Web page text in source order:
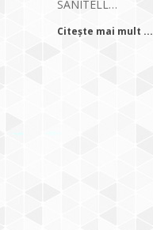
SANITELL…
Citește mai mult ...